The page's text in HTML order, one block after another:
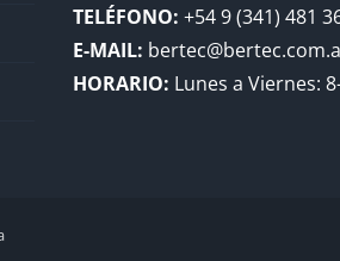
TELÉFONO: +54 9 (341) 481
E-MAIL:
HORARIO: Lunes a Viernes: